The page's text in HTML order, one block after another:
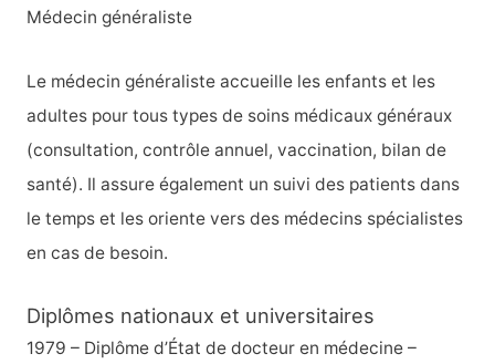
Médecin généraliste
Le médecin généraliste accueille les enfants et les
adultes pour tous types de soins médicaux généraux
(consultation, contrôle annuel, vaccination, bilan de
santé). Il assure également un suivi des patients dans
le temps et les oriente vers des médecins spécialistes
en cas de besoin.
Diplômes nationaux et universitaires
1979 – Diplôme d’État de docteur en médecine –